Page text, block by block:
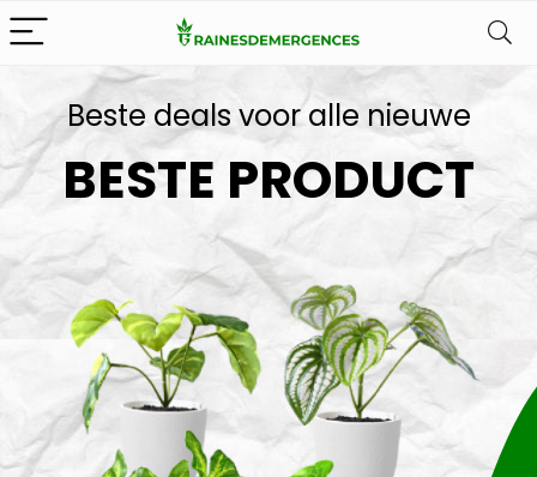
Beste deals voor alle nieuwe
BESTE PRODUCT